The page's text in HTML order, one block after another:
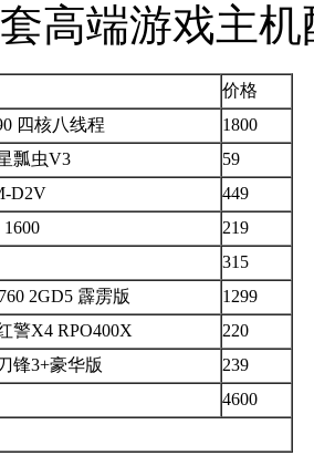
高端游戏主
价格
四核八线程
1800
瓢虫V3
59
D2V
449
219
315
2GD5 霹雳版
1299
警X4 RPO400X
220
锋3+豪华版
239
4600